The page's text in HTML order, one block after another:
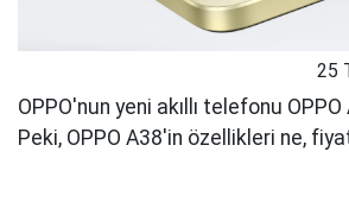
25
OPPO'nun yeni akıllı telefonu OPPO
Peki, OPPO A38'in özellikleri ne,